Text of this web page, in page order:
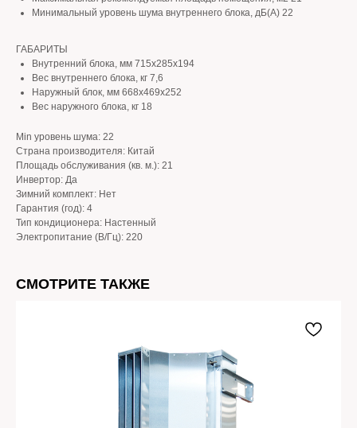
Минимальный уровень шума внутреннего блока, дБ(А) 22
ГАБАРИТЫ
Внутренний блока, мм 715x285x194
Вес внутреннего блока, кг 7,6
Наружный блок, мм 668x469x252
Вес наружного блока, кг 18
Min уровень шума: 22
Страна производителя: Китай
Площадь обслуживания (кв. м.): 21
Инвертор: Да
Зимний комплект: Нет
Гарантия (год): 4
Тип кондиционера: Настенный
Электропитание (В/Гц): 220
СМОТРИТЕ ТАКЖЕ